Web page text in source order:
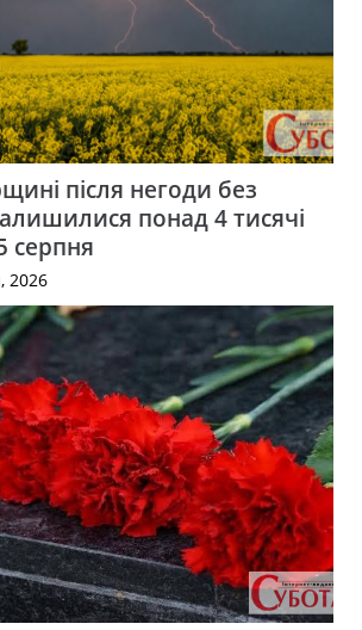
після негоди без
понад 4 тисячі
серпня
2026